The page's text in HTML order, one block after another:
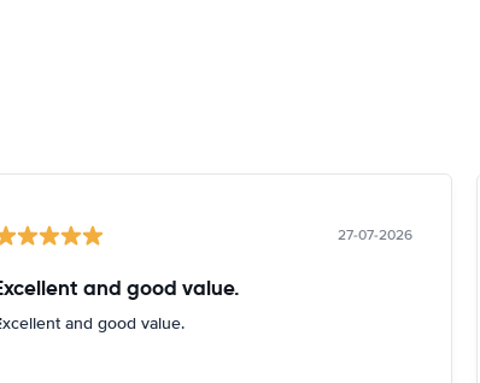
27-07-2026
and good value.
and good value.